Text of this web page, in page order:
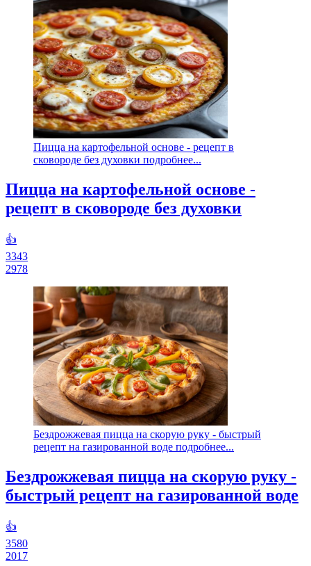
Пицца на картофельной основе - рецепт в
сковороде без духовки подробнее...
Пицца на картофельной основе -
рецепт в сковороде без духовки
👍
3343
2978
Бездрожжевая пицца на скорую руку - быстрый
рецепт на газированной воде подробнее...
Бездрожжевая пицца на скорую руку -
быстрый рецепт на газированной воде
👍
3580
2017